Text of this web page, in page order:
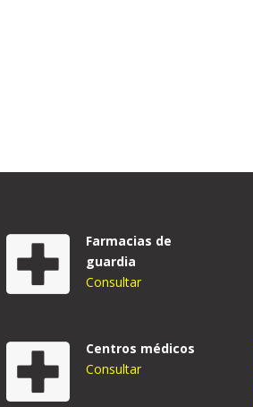
Farmacias de
guardia
Consultar
Centros médicos
Consultar